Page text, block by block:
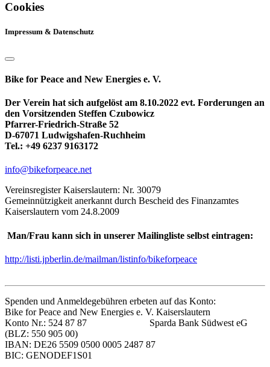
Cookies
Impressum & Datenschutz
Bike for Peace and New Energies e. V.
Der Verein hat sich aufgelöst am 8.10.2022 evt. Forderungen an
den Vorsitzenden Steffen Czubowicz
Pfarrer-Friedrich-Straße 52
D-67071 Ludwigshafen-Ruchheim
Tel.: +49 6237 9163172
info@bikeforpeace.net
Vereinsregister Kaiserslautern: Nr. 30079
Gemeinnützigkeit anerkannt durch Bescheid des Finanzamtes
Kaiserslautern vom 24.8.2009
Man/Frau kann sich in unserer Mailingliste selbst eintragen:
http://listi.jpberlin.de/mailman/listinfo/bikeforpeace
Spenden und Anmeldegebühren erbeten auf das Konto:
Bike for Peace and New Energies e. V. Kaiserslautern
Konto Nr.: 524 87 87 Sparda Bank Südwest eG
(BLZ: 550 905 00)
IBAN: DE26 5509 0500 0005 2487 87
BIC: GENODEF1S01